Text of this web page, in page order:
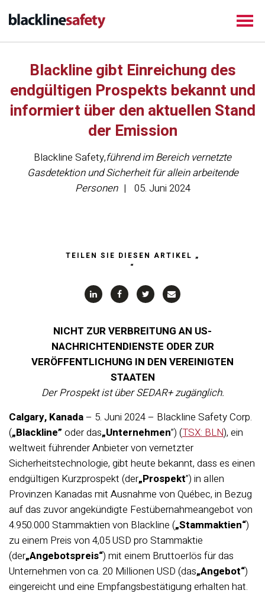
Blackline gibt Einreichung des
endgültigen Prospekts bekannt und
informiert über den aktuellen Stand
der Emission
Blackline Safety,führend im Bereich vernetzte
Gasdetektion und Sicherheit für allein arbeitende
Personen
05. Juni 2024
TEILEN SIE DIESEN ARTIKEL „
“
NICHT ZUR VERBREITUNG AN US-
NACHRICHTENDIENSTE ODER ZUR
VERÖFFENTLICHUNG IN DEN VEREINIGTEN
STAATEN
Der Prospekt ist über SEDAR+ zugänglich.
Calgary, Kanada– 5. Juni 2024 – Blackline Safety Corp.
(„Blackline” oder das„Unternehmen”) (TSX: BLN), ein
weltweit führender Anbieter von vernetzter
Sicherheitstechnologie, gibt heute bekannt, dass es einen
endgültigen Kurzprospekt (der„Prospekt”) in allen
Provinzen Kanadas mit Ausnahme von Québec, in Bezug
auf das zuvor angekündigte Festübernahmeangebot von
4.950.000 Stammaktien von Blackline („Stammaktien“)
zu einem Preis von 4,05 USD pro Stammaktie
(der„Angebotspreis“) mit einem Bruttoerlös für das
Unternehmen von ca. 20 Millionen USD (das„Angebot“)
eingereicht und eine Empfangsbestätigung erhalten hat.